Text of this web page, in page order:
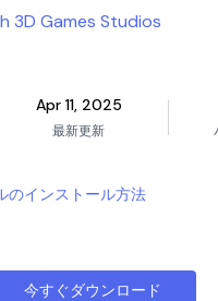
3D Games Studios
Apr 11, 2025
最新更新
のインストール方法
今すぐダウンロード